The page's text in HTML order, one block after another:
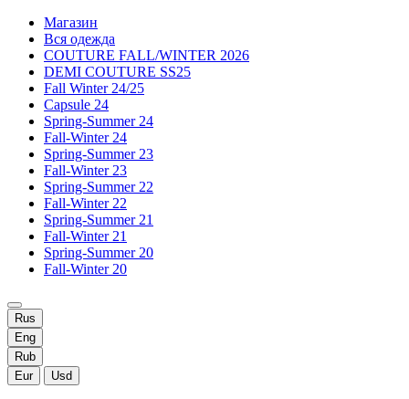
Магазин
Вся одежда
COUTURE FALL/WINTER 2026
DEMI COUTURE SS25
Fall Winter 24/25
Capsule 24
Spring-Summer 24
Fall-Winter 24
Spring-Summer 23
Fall-Winter 23
Spring-Summer 22
Fall-Winter 22
Spring-Summer 21
Fall-Winter 21
Spring-Summer 20
Fall-Winter 20
Rus
Eng
Rub
Eur
Usd